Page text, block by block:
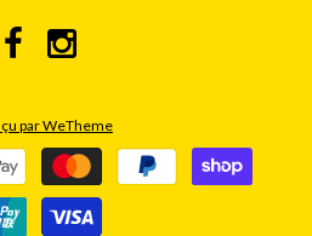
par WeTheme